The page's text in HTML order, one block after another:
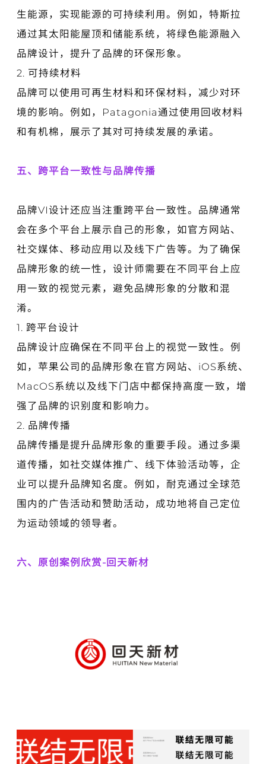
生能源，实现能源的可持续利用。例如，特斯拉
通过其太阳能屋顶和储能系统，将绿色能源融入
品牌设计，提升了品牌的环保形象。
2. 可持续材料
品牌可以使用可再生材料和环保材料，减少对环
境的影响。例如，Patagonia通过使用回收材料
和有机棉，展示了其对可持续发展的承诺。
五、跨平台一致性与品牌传播
品牌VI设计还应当注重跨平台一致性。品牌通常
会在多个平台上展示自己的形象，如官方网站、
社交媒体、移动应用以及线下广告等。为了确保
品牌形象的统一性，设计师需要在不同平台上应
用一致的视觉元素，避免品牌形象的分散和混
淆。
1. 跨平台设计
品牌设计应确保在不同平台上的视觉一致性。例
如，苹果公司的品牌形象在官方网站、iOS系统、
MacOS系统以及线下门店中都保持高度一致，增
强了品牌的识别度和影响力。
2. 品牌传播
品牌传播是提升品牌形象的重要手段。通过多渠
道传播，如社交媒体推广、线下体验活动等，企
业可以提升品牌知名度。例如，耐克通过全球范
围内的广告活动和赞助活动，成功地将自己定位
为运动领域的领导者。
六、原创案例欣赏-回天新材